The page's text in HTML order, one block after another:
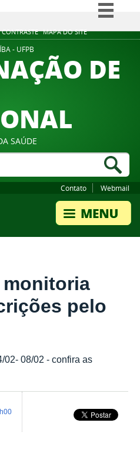
MAPA DO SITE
Simplifique!
Participe
Acesso à informação
Canais
- UFPB
DE
SAÚDE
Contato Webmail
monitoria
pelo
02- 08/02 - confira as